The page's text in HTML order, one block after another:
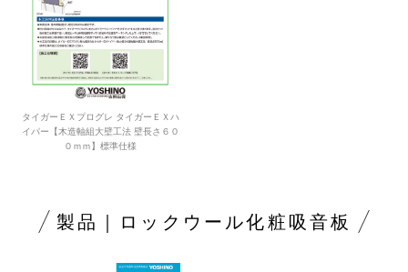
タイガーＥＸプログレ タイガーＥＸハ
イパー【木造軸組大壁工法 壁長さ６０
０ｍｍ】標準仕様
製品｜ロックウール化粧吸音板